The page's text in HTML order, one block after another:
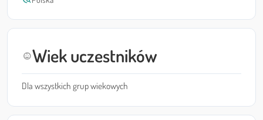
child_careWiek uczestników
Dla wszystkich grup wiekowych